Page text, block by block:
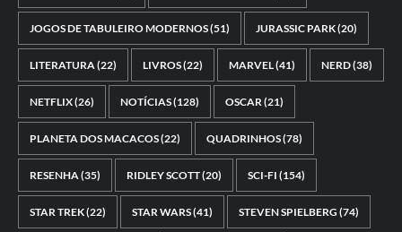
JOGOS DE TABULEIRO MODERNOS(51) JURASSIC PARK(20)
LITERATURA(22) LIVROS(22) MARVEL(41) NERD(38)
NETFLIX(26) NOTÍCIAS(128) OSCAR(21)
PLANETA DOS MACACOS(22) QUADRINHOS(78)
RESENHA(35) RIDLEY SCOTT(20) SCI-FI (154)
STAR TREK(22) STAR WARS(41) STEVEN SPIELBERG (74)